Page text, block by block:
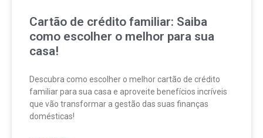
Cartão de crédito familiar: Saiba
como escolher o melhor para sua
casa!
Descubra como escolher o melhor cartão de crédito
familiar para sua casa e aproveite benefícios incríveis
que vão transformar a gestão das suas finanças
domésticas!